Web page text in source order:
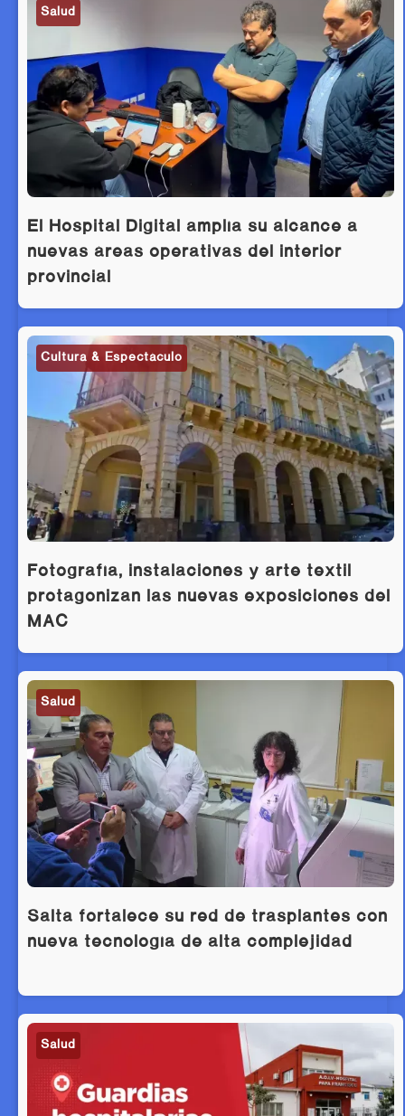
Salud
El Hospital Digital amplía su alcance a
nuevas áreas operativas del interior
provincial
Cultura & Espectáculo
Fotografía, instalaciones y arte textil
protagonizan las nuevas exposiciones del
MAC
Salud
Salta fortalece su red de trasplantes con
nueva tecnología de alta complejidad
Salud